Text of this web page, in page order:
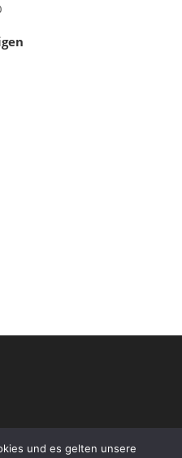
und es gelten unsere